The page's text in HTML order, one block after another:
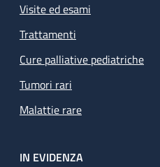
Visite ed esami
Trattamenti
Cure palliative pediatriche
Tumori rari
Malattie rare
IN EVIDENZA